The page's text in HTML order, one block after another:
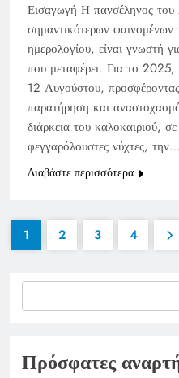
Εισαγωγή Η πανσέληνος του
σημαντικότερων φαινομένων
ημερολογίου, είναι γνωστή
που μεταφέρει. Για το 2025,
12 Αυγούστου,
παρατήρηση και
διάρκεια του καλοκαιριού,
φεγγαρόλουστες νύχτες, την…
Διαβάστε περισσότερα
1 2 3 4
Πρόσφατες